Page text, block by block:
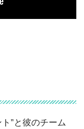
”と彼のチーム